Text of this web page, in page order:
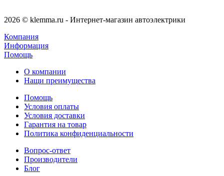
2026 © klemma.ru - Интернет-магазин автоэлектрики
Компания
Информация
Помощь
О компании
Нащи преимущества
Помощь
Условия оплаты
Условия доставки
Гарантия на товар
Политика конфиденциальности
Вопрос-ответ
Производители
Блог